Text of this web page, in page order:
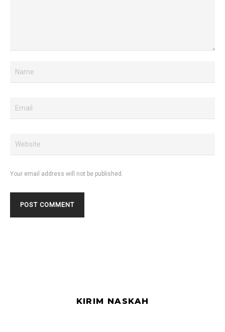
Your email address will not be published.
KIRIM NASKAH